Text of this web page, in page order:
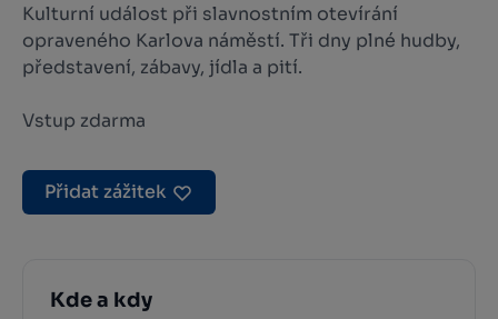
Kulturní událost při slavnostním otevírání
opraveného Karlova náměstí. Tři dny plné hudby,
představení, zábavy, jídla a pití.
Vstup zdarma
Přidat zážitek
Kde a kdy